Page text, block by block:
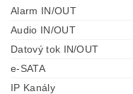
Alarm IN/OUT
Audio IN/OUT
Datový tok IN/OUT
e-SATA
IP Kanály